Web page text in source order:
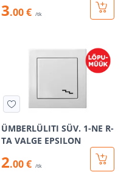
3.00 € /tk
ÜMBERLÜLITI SÜV. 1-NE R-
TA VALGE EPSILON
2.00 € /tk